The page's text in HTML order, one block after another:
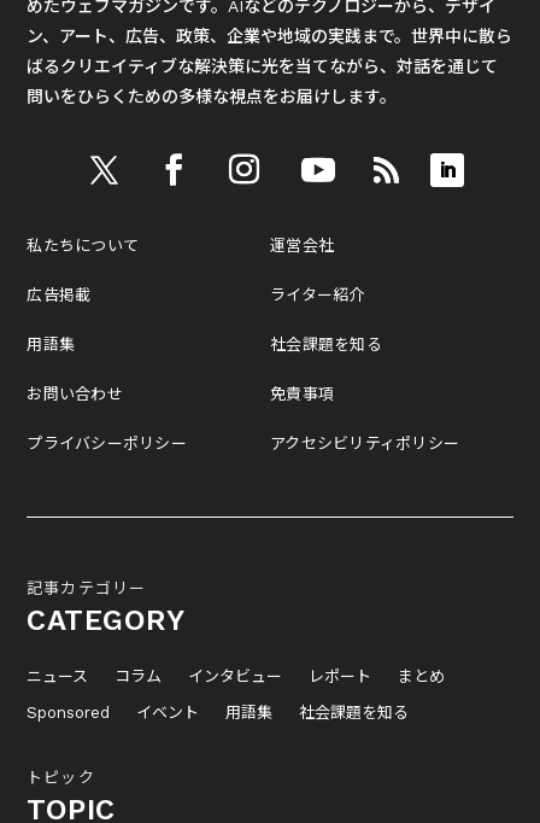
めたウェブマガジンです。AIなどのテクノロジーから、デザイ
ン、アート、広告、政策、企業や地域の実践まで。世界中に散ら
ばるクリエイティブな解決策に光を当てながら、対話を通じて
問いをひらくための多様な視点をお届けします。
私たちについて
広告掲載
用語集
お問い合わせ
プライバシーポリシー
運営会社
ライター紹介
社会課題を知る
免責事項
アクセシビリティポリシー
記事カテゴリー
CATEGORY
ニュース コラム インタビュー レポート
まとめ
Sponsored
イベント 用語集 社会課題を知る
トピック
TOPIC